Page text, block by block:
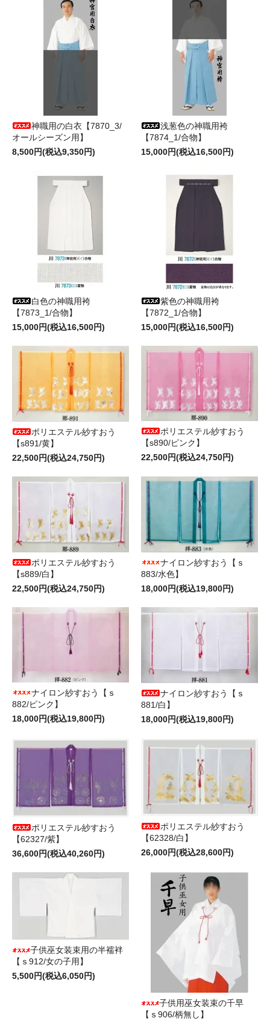
神職用の白衣【7870_3/
オールシーズン用】
8,500円(税込9,350円)
浅葱色の神職用袴
【7874_1/合物】
15,000円(税込16,500円)
白色の神職用袴
【7873_1/合物】
15,000円(税込16,500円)
紫色の神職用袴
【7872_1/合物】
15,000円(税込16,500円)
ポリエステル紗すおう
【s891/黄】
22,500円(税込24,750円)
ポリエステル紗すおう
【s890/ピンク】
22,500円(税込24,750円)
ポリエステル紗すおう
【s889/白】
22,500円(税込24,750円)
ナイロン紗すおう【ｓ
883/水色】
18,000円(税込19,800円)
ナイロン紗すおう【ｓ
882/ピンク】
18,000円(税込19,800円)
ナイロン紗すおう【ｓ
881/白】
18,000円(税込19,800円)
ポリエステル紗すおう
【62327/紫】
36,600円(税込40,260円)
ポリエステル紗すおう
【62328/白】
26,000円(税込28,600円)
子供巫女装束用の半襦袢
【ｓ912/女の子用】
5,500円(税込6,050円)
子供用巫女装束の千早
【ｓ906/柄無し】